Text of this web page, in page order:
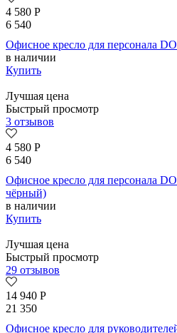
4 580 Р
6 540
Офисное кресло для персонала
в наличии
Купить
Лучшая цена
Быстрый просмотр
3 отзывов
4 580 Р
6 540
Офисное кресло для персонала
чёрный)
в наличии
Купить
Лучшая цена
Быстрый просмотр
29 отзывов
14 940 Р
21 350
Офисное кресло для